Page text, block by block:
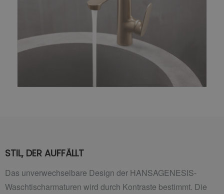
STIL, DER AUFFÄLLT
Das unverwechselbare Design der HANSAGENESIS-
Waschtischarmaturen wird durch Kontraste bestimmt. Die